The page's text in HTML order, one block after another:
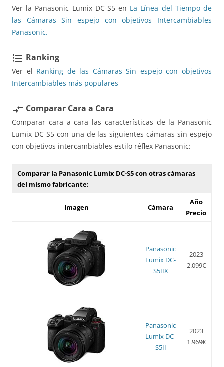
Ver la Panasonic Lumix DC-S5 en La Línea del Tiempo de
las Cámaras Sin espejo con objetivos Intercambiables
Panasonic.
format_list_numbered Ranking
Ver el Ranking de las Cámaras Sin espejo con objetivos
Intercambiables más populares
compare_arrows Comparar Cara a Cara
Comparar cara a cara las características de la Panasonic
Lumix DC-S5 con una de las siguientes cámaras sin espejo
con objetivos intercambiables estilo réflex Panasonic:
Comparar la Panasonic Lumix DC-S5 con otras cámaras
del mismo fabricante:
Imagen Cámara
Año
Precio
Panasonic
Lumix DC-
S5IIX
2023
2.099€
Panasonic
Lumix DC-
S5II
2023
1.969€